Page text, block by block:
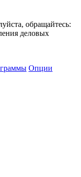
обращайтесь:
деловых
Опции